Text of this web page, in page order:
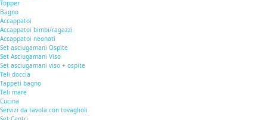
Topper
Bagno
Accappatoi
Accappatoi bimbi/ragazzi
Accappatoi neonati
Set asciugamani Ospite
Set Asciugamani Viso
Set asciugamani viso + ospite
Teli doccia
Tappeti bagno
Teli mare
Cucina
Servizi da tavola con tovaglioli